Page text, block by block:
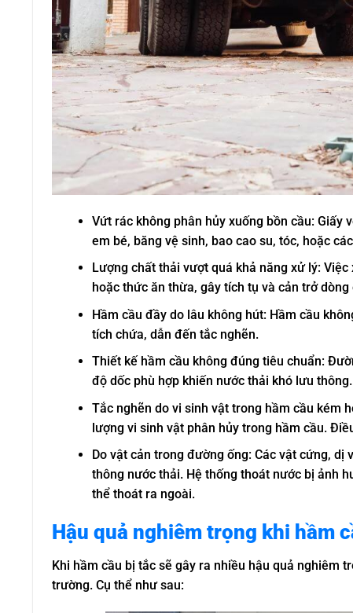
Vứt rác không phân hủy xuống bồn cầu: Giấy
em bé, băng vệ sinh, bao cao su, tóc, hoặc
Lượng chất thải vượt quá khả năng xử lý:
hoặc thức ăn thừa, gây tích tụ và cản trở dòng
Hầm cầu đầy do lâu không hút: Hầm cầu
tích chứa, dẫn đến tắc nghẽn.
Thiết kế hầm cầu không đúng tiêu chuẩn:
độ dốc phù hợp khiến nước thải khó lưu
Tắc nghẽn do vi sinh vật trong hầm cầu kém
lượng vi sinh vật phân hủy trong hầm cầu.
Do vật cản trong đường ống: Các vật cứng,
thông nước thải. Hệ thống thoát nước bị ảnh
thể thoát ra ngoài.
Hậu quả nghiêm trọng khi hầm
Khi hầm cầu bị tắc sẽ gây ra nhiều hậu quả nghiêm
trường. Cụ thể như sau: